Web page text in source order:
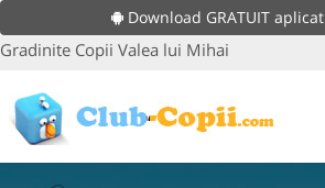
Download GRATUIT
Gradinite Copii Valea lui Mihai